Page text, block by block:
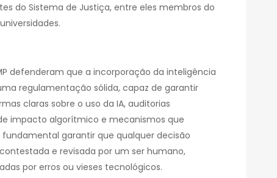
do Sistema de Justiça, entre eles membros do
defenderam que a incorporação da inteligência
regulamentação sólida, capaz de garantir
claras sobre o uso da IA, auditorias
impacto algorítmico e mecanismos que
garantir que qualquer decisão
e revisada por um ser humano,
por erros ou vieses tecnológicos.